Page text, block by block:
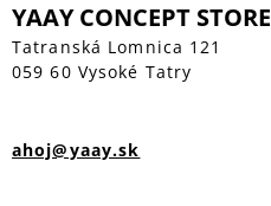
YAAY CONCEPT STORE
Tatranská Lomnica 121
059 60 Vysoké Tatry
ahoj@yaay.sk